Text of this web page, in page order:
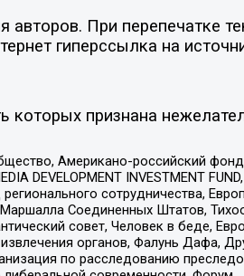
При перепечатке
гиперссылка на
которых признана
Американо-российский
DEVELOPMENT INVESTMENT FUND,
сотрудничества,
Соединенных Штатов,
совет, Человек в беде,
органов, Фалунь Дафа,
по расследованию